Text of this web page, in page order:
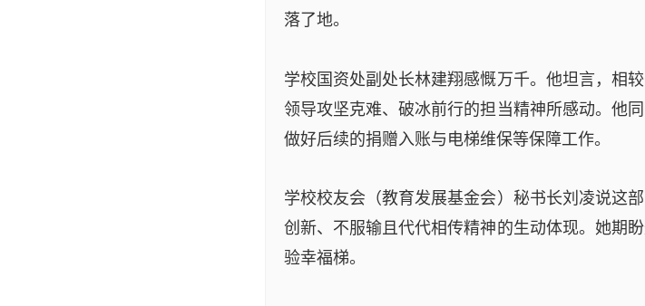
落了地。
学校国资处副处长林建翔感慨万千。他坦言，相
领导攻坚克难、破冰前行的担当精神所感动。他
做好后续的捐赠入账与电梯维保等保障工作。
学校校友会（教育发展基金会）秘书长刘凌说这
创新、不服输且代代相传精神的生动体现。她期
验幸福梯。